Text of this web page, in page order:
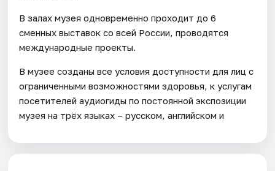
В залах музея одновременно проходит до 6
сменных выставок со всей России, проводятся
международные проекты.
В музее созданы все условия доступности для лиц с
ограниченными возможностями здоровья, к услугам
посетителей аудиогиды по постоянной экспозиции
музея на трёх языках – русском, английском и